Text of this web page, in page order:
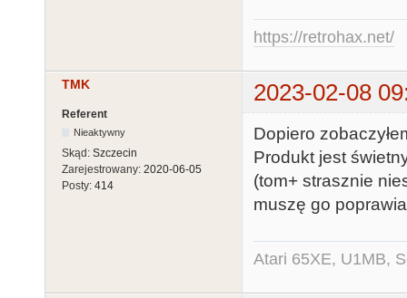
https://retrohax.net/
TMK 2023-02-08
Referent
Nieaktywny
Skąd: Szczecin
Zarejestrowany: 2020-06-05
Posty: 414
Dopiero
Produkt jest
(tom+ strasznie
muszę go
Atari 65XE, U1MB,